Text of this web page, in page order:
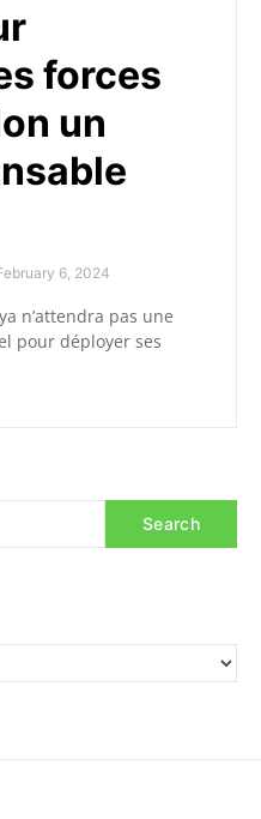
forces
un
6, 2024
n’attendra pas une
pour déployer ses
Search